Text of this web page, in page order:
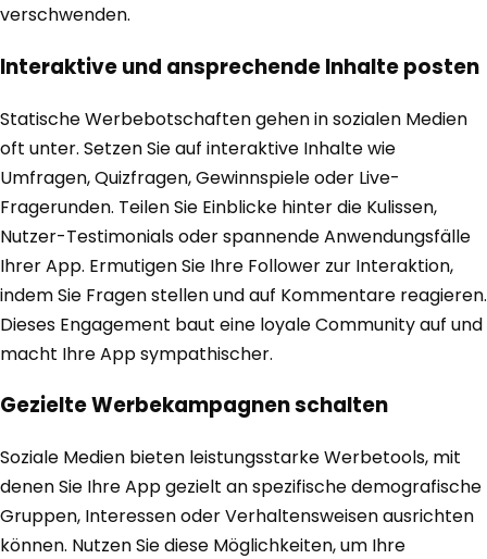
verschwenden.
Interaktive und ansprechende Inhalte posten
Statische Werbebotschaften gehen in sozialen Medien
oft unter. Setzen Sie auf interaktive Inhalte wie
Umfragen, Quizfragen, Gewinnspiele oder Live-
Fragerunden. Teilen Sie Einblicke hinter die Kulissen,
Nutzer-Testimonials oder spannende Anwendungsfälle
Ihrer App. Ermutigen Sie Ihre Follower zur Interaktion,
indem Sie Fragen stellen und auf Kommentare reagieren.
Dieses Engagement baut eine loyale Community auf und
macht Ihre App sympathischer.
Gezielte Werbekampagnen schalten
Soziale Medien bieten leistungsstarke Werbetools, mit
denen Sie Ihre App gezielt an spezifische demografische
Gruppen, Interessen oder Verhaltensweisen ausrichten
können. Nutzen Sie diese Möglichkeiten, um Ihre